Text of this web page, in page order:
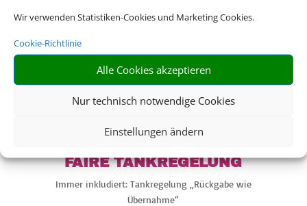
Wir verwenden Statistiken-Cookies und Marketing Cookies.
Cookie-Richtlinie
Alle Cookies akzeptieren
Nur technisch notwendige Cookies
Einstellungen ändern
ALLES INKLUSIVE
Inkl. Vollkaskoschutz, Erstattung der Selbstbeteiligung,
freie Kilometer uvm

FAIRE TANKREGELUNG
Immer inkludiert: Tankregelung „Rückgabe wie
Übernahme“